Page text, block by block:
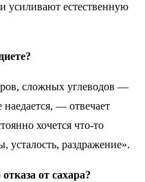
усиливают естественную
сложных углеводов —
наедается, — отвечает
хочется что-то
усталость, раздражение».
от сахара?